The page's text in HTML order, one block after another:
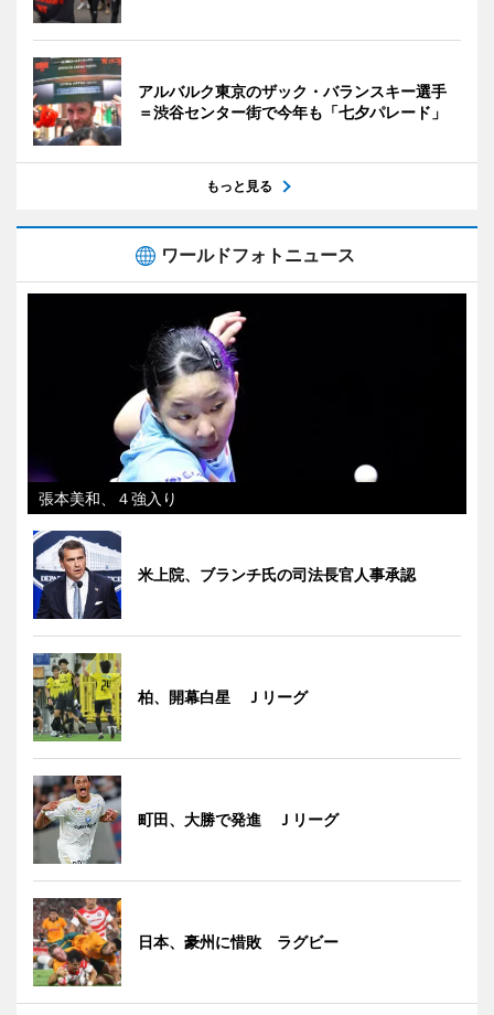
アルバルク東京のザック・バランスキー選手
＝渋谷センター街で今年も「七夕パレード」
もっと見る
ワールドフォトニュース
張本美和、４強入り
米上院、ブランチ氏の司法長官人事承認
柏、開幕白星 Ｊリーグ
町田、大勝で発進 Ｊリーグ
日本、豪州に惜敗 ラグビー